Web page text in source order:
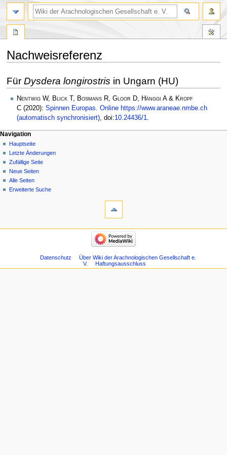
Nachweisreferenz
Navigation
springen
Suche
springen
Für Dysdera longirostris in Ungarn (HU)
Nentwig W, Blick T, Bosmans R, Gloor D, Hänggi A & Kropf
C (2020): Spinnen Europas. Online https://www.araneae.nmbe.ch
(automatisch synchronisiert), doi:10.24436/1.
Navigation
Hauptseite
Letzte Änderungen
Zufällige Seite
Neue Seiten
Alle Seiten
Erweiterte Suche
Datenschutz
Über Wiki der Arachnologischen Gesellschaft e.
V.
Haftungsausschluss